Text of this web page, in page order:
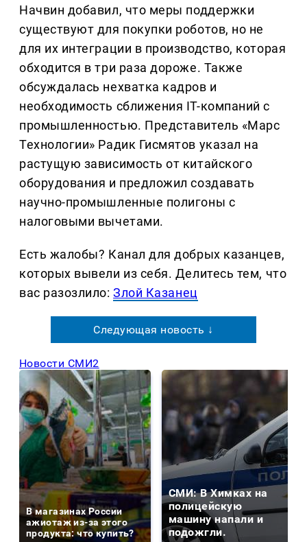
Начвин добавил, что меры поддержки
существуют для покупки роботов, но не
для их интеграции в производство, которая
обходится в три раза дороже. Также
обсуждалась нехватка кадров и
необходимость сближения IT-компаний с
промышленностью. Представитель «Марс
Технологии» Радик Гисмятов указал на
растущую зависимость от китайского
оборудования и предложил создавать
научно-промышленные полигоны с
налоговыми вычетами.
Есть жалобы? Канал для добрых казанцев,
которых вывели из себя. Делитеcь тем, что
вас разозлило:Злой Казанец
Следующая новость ↓
Новости СМИ2
В магазинах России
ажиотаж из-за этого
продукта: что купить?
СМИ: В Химках на
полицейскую
машину напали и
подожгли.